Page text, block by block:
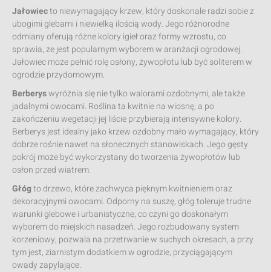
Jałowiecto niewymagający krzew, który doskonale radzi sobie z
ubogimi glebami i niewielką ilością wody. Jego różnorodne
odmiany oferują różne kolory igieł oraz formy wzrostu, co
sprawia, że jest popularnym wyborem w aranżacji ogrodowej.
Jałowiec może pełnić rolę osłony, żywopłotu lub być soliterem w
ogrodzie przydomowym.
Berberyswyróżnia się nie tylko walorami ozdobnymi, ale także
jadalnymi owocami. Roślina ta kwitnie na wiosnę, a po
zakończeniu wegetacji jej liście przybierają intensywne kolory.
Berberys jest idealny jako krzew ozdobny mało wymagający, który
dobrze rośnie nawet na słonecznych stanowiskach. Jego gęsty
pokrój może być wykorzystany do tworzenia żywopłotów lub
osłon przed wiatrem.
Głógto drzewo, które zachwyca pięknym kwitnieniem oraz
dekoracyjnymi owocami. Odporny na suszę, głóg toleruje trudne
warunki glebowe i urbanistyczne, co czyni go doskonałym
wyborem do miejskich nasadzeń. Jego rozbudowany system
korzeniowy, pozwala na przetrwanie w suchych okresach, a przy
tym jest, ziarnistym dodatkiem w ogrodzie, przyciągającym
owady zapylające.